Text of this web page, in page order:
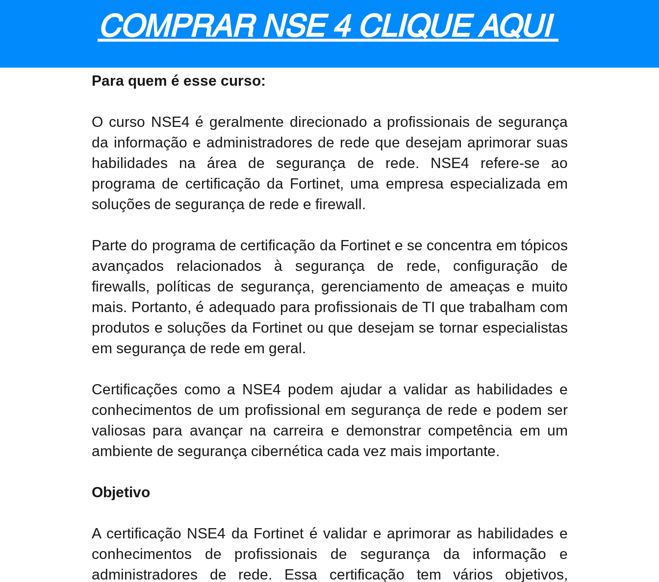
COMPRAR NSE 4 CLIQUE AQUI
Para quem é esse curso:
O curso NSE4 é geralmente direcionado a profissionais de segurança
da informação e administradores de rede que desejam aprimorar suas
habilidades na área de segurança de rede. NSE4 refere-se ao
programa de certificação da Fortinet, uma empresa especializada em
soluções de segurança de rede e firewall.
Parte do programa de certificação da Fortinet e se concentra em tópicos
avançados relacionados à segurança de rede, configuração de
firewalls, políticas de segurança, gerenciamento de ameaças e muito
mais. Portanto, é adequado para profissionais de TI que trabalham com
produtos e soluções da Fortinet ou que desejam se tornar especialistas
em segurança de rede em geral.
Certificações como a NSE4 podem ajudar a validar as habilidades e
conhecimentos de um profissional em segurança de rede e podem ser
valiosas para avançar na carreira e demonstrar competência em um
ambiente de segurança cibernética cada vez mais importante.
Objetivo
A certificação NSE4 da Fortinet é validar e aprimorar as habilidades e
conhecimentos de profissionais de segurança da informação e
administradores de rede. Essa certificação tem vários objetivos,